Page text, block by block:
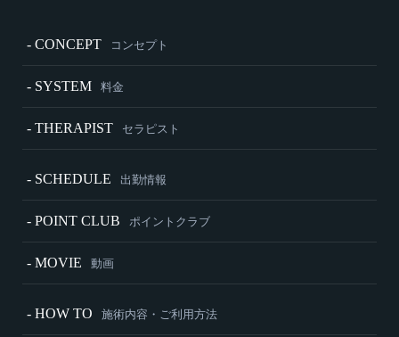
- CONCEPT コンセプト
- SYSTEM 料金
- THERAPIST セラピスト
- SCHEDULE 出勤情報
- POINT CLUB ポイントクラブ
- MOVIE 動画
- HOW TO 施術内容・ご利用方法